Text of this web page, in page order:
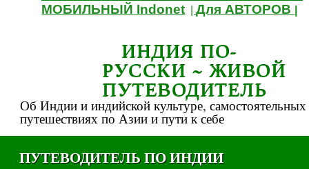
МОБИЛЬНЫЙ Indonet |Для АВТОРОВ
ИНДИЯ ПО-
РУССКИ ~ ЖИВОЙ
ПУТЕВОДИТЕЛЬ
Об Индии и индийской культуре, самостоятельных
путешествиях по Азии и пути к себе
ПУТЕВОДИТЕЛЬ ПО ИНДИИ